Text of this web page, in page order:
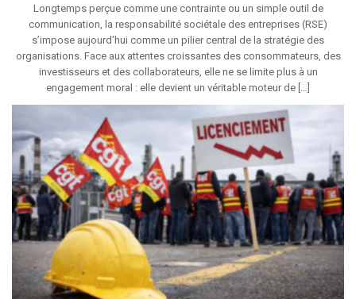
Longtemps perçue comme une contrainte ou un simple outil de
communication, la responsabilité sociétale des entreprises (RSE)
s’impose aujourd’hui comme un pilier central de la stratégie des
organisations. Face aux attentes croissantes des consommateurs, des
investisseurs et des collaborateurs, elle ne se limite plus à un
engagement moral : elle devient un véritable moteur de […]